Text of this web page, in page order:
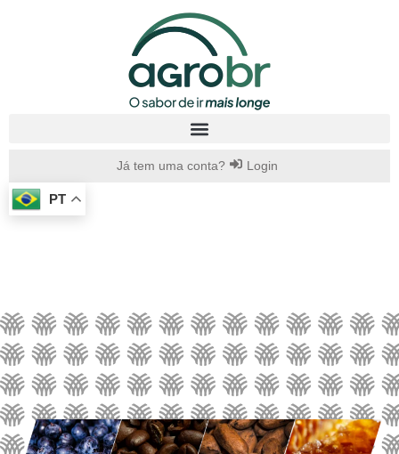
Já tem uma conta? Login
PT